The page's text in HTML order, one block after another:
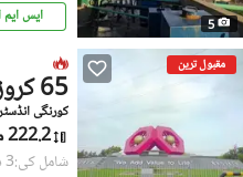
5 ایس
مقبول ترین
65 کروڑ
کورنگی
222.2 مرلہ
شامل کی:3 دن پہل